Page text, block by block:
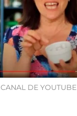
CANAL DE YOUTUBE